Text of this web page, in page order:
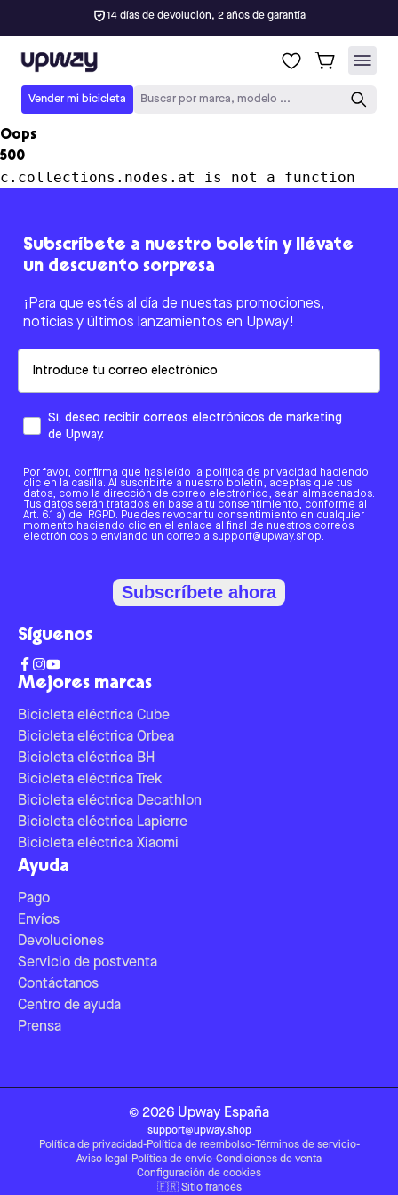
14 días de devolución, 2 años de garantía
Upway
Vender mi bicicleta Buscar por marca, modelo ...
Oops
500
c.collections.nodes.at is not a function
Mejores marcas
Bicicleta eléctrica Cube
Bicicleta eléctrica Orbea
Bicicleta eléctrica BH
Bicicleta eléctrica Trek
Bicicleta eléctrica Decathlon
Bicicleta eléctrica Lapierre
Bicicleta eléctrica Xiaomi
Ayuda
Pago
Envíos
Devoluciones
Servicio de postventa
Contáctanos
Centro de ayuda
Prensa
Subscríbete a nuestro boletín y llévate
un descuento sorpresa
¡Para que estés al día de nuestas promociones,
noticias y últimos lanzamientos en Upway!
Sí, deseo recibir correos electrónicos de marketing
de Upway.
Por favor, confirma que has leído la política de privacidad haciendo
clic en la casilla. Al suscribirte a nuestro boletín, aceptas que tus
datos, como la dirección de correo electrónico, sean almacenados.
Tus datos serán tratados en base a tu consentimiento, conforme al
Art. 6.1 a) del RGPD. Puedes revocar tu consentimiento en cualquier
momento haciendo clic en el enlace al final de nuestros correos
electrónicos o enviando un correo a support@upway.shop.
Subscríbete ahora
Síguenos
© 2026 Upway España
support@upway.shop
Política de privacidad-Política de reembolso-Términos de servicio-
Aviso legal -Política de envío-Condiciones de venta
Configuración de cookies
🇫🇷 Sitio francés